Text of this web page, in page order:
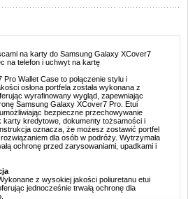
na karty do Samsung Galaxy XCover7
na telefon i uchwyt na kartę
Wallet Case to połączenie stylu i
osłona portfela została wykonana z
wyrafinowany wygląd, zapewniając
Samsung Galaxy XCover7 Pro. Etui
bezpieczne przechowywanie
karty kredytowe, dokumenty tożsamości i
oznacza, że możesz zostawić portfel
dla osób w podróży. Wytrzymała
ochronę przed zarysowaniami, upadkami i
z wysokiej jakości poliuretanu etui
jednocześnie trwałą ochronę dla